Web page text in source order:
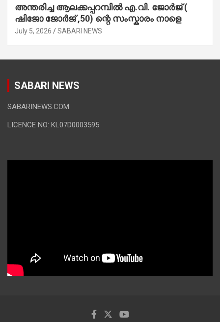
അന്തരിച്ച ആ​ല​ക്ക​പ്പ​റമ്പിൽ​ എ.​വി. ജോ​ർ​ജ് (
ഷിജോ ജോർജ് ,50) ന്റെ സംസ്കാരം നാളെ
July 5, 2026 SABARI NEWS
SABARI NEWS
SABARINEWS.COM
LICENCE NO: KL07D0003595